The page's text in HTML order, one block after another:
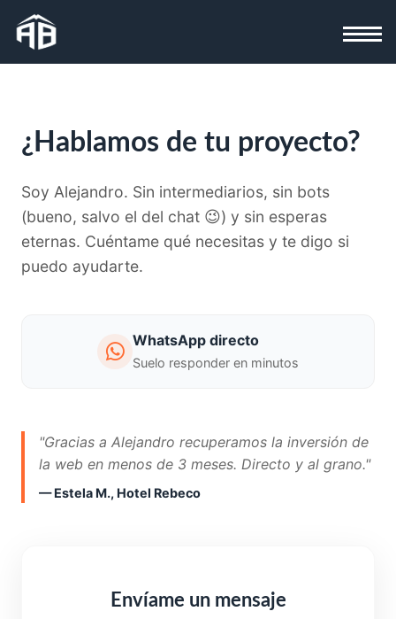
¿Hablamos de tu proyecto?
Soy Alejandro. Sin intermediarios, sin bots
(bueno, salvo el del chat 😉) y sin esperas
eternas. Cuéntame qué necesitas y te digo si
puedo ayudarte.
WhatsApp directo
Suelo responder en minutos
"Gracias a Alejandro recuperamos la inversión de
la web en menos de 3 meses. Directo y al grano."
— Estela M., Hotel Rebeco
Envíame un mensaje
duda:
Web Apps Software Automatizaciones IA